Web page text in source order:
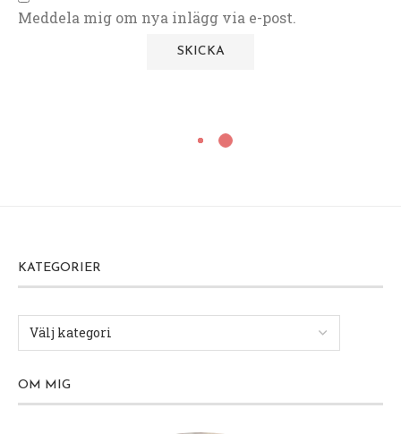
Meddela mig om nya inlägg via e-post.
KATEGORIER
OM MIG